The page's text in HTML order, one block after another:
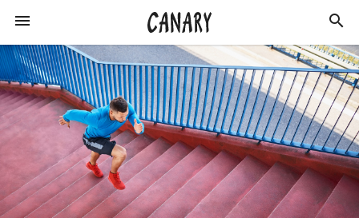
KEYWORD
キーワード
カルチャー ライフスタイル 学び